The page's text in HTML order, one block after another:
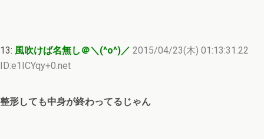
13: 風吹けば名無し＠＼(^o^)／ 2015/04/23(木) 01:13:31.22
ID:e1ICYqy+0.net
整形しても中身が終わってるじゃん